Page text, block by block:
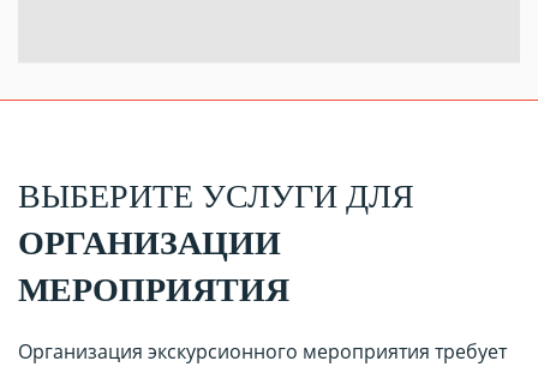
ВЫБЕРИТЕ УСЛУГИ ДЛЯ
ОРГАНИЗАЦИИ
МЕРОПРИЯТИЯ
Организация экскурсионного мероприятия требует